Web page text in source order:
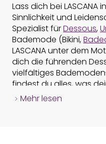
Lass dich bei LASCANA
Sinnlichkeit und
Spezialist fürDessous,
Bademode (Bikini,
LASCANA unter dem
dich die führenden
vielfältiges
findest du alles, was
verführerischen
Mehr lesen